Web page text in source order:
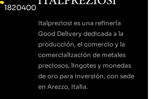
Italpreziosi es una refinería
Good Delivery dedicada a la
producción, el comercio y la
comercialización de metales
preciosos, lingotes y monedas
de oro para inversión, con sede
en Arezzo, Italia.
1820400